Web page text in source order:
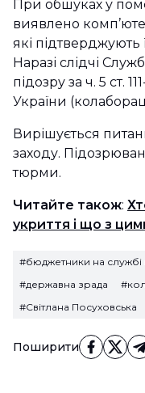
Поширити
При обшуках у
виявлено
які підтверджують
Наразі слідчі
підозру за ч. 5 ст.
України
Вирішується
заходу.
тюрми.
Читайте також:
укриття і що з
#бюджетники на службі
#державна зрада
#Світлана Посуховська